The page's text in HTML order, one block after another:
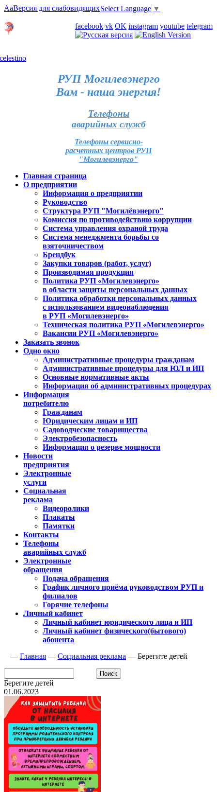
AaВерсия для слабовидящихSelect Language ▼
facebook vk OK instagram youtube telegram
РУП Могилевэнерго
Вам - наша энергия!
Телефоны
аварийных служб
Телефоны сервисно-
расчетных центров РУП
"Могилевэнерго"
Главная страница
О предприятии
Информация о предприятии
Руководство
Структура РУП "Могилёвэнерго"
Комиссия по противодействию коррупции
Система управления охраной труда
Система менеджмента борьбы со
взяточничеством
Брендбук
Закупки товаров (работ, услуг)
Производимая продукция
Политика РУП «Могилевэнерго»
в области защиты персональных данных
Политика обработки персональных данных
с использованием видеонаблюдения
в РУП «Могилевэнерго»
Техническая политика РУП «Могилевэнерго»
Вакансии РУП «Могилевэнерго»
Заказать звонок
Одно окно
Административные процедуры гражданам
Административные процедуры для ЮЛ и ИП
Основные нормативные акты
Информация об административных процедурах
Информация
потребителю
Гражданам
Юридическим лицам и ИП
Садоводческие товарищества
Электробезопасность
Информация о резерве мощности
Новости
предприятия
Электронные
услуги
Социальная
реклама
Видеоролики
Плакаты
Памятки
Контакты
Телефоны
аварийных служб
Электронные
обращения
Подача обращения
График личного приёма руководством РУП и
филиалов
Горячие телефоны
Личный кабинет
Личный кабинет юридического лица и ИП
Личный кабинет физического(бытового)
абонента
— Главная — Социальная реклама — Берегите детей
Берегите детей
01.06.2023